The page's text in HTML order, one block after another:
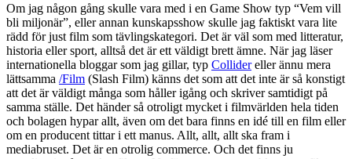
Om jag någon gång skulle vara med i en Game Show typ “Vem vill
bli miljonär”, eller annan kunskapsshow skulle jag faktiskt vara lite
rädd för just film som tävlingskategori. Det är väl som med litteratur,
historia eller sport, alltså det är ett väldigt brett ämne. När jag läser
internationella bloggar som jag gillar, typ Collidereller ännu mera
lättsamma /Film (Slash Film) känns det som att det inte är så konstigt
att det är väldigt många som håller igång och skriver samtidigt på
samma ställe. Det händer så otroligt mycket i filmvärlden hela tiden
och bolagen hypar allt, även om det bara finns en idé till en film eller
om en producent tittar i ett manus. Allt, allt, allt ska fram i
mediabruset. Det är en otrolig commerce. Och det finns ju